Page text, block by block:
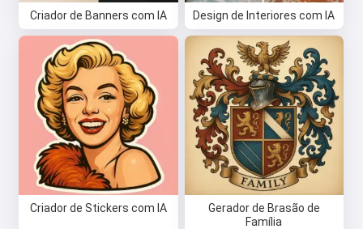
Criador de Banners com IA Design de Interiores com IA
Criador de Stickers com IA
Gerador de Brasão de
Família